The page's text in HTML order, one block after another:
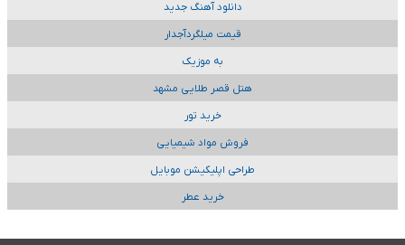
دانلود آهنگ جدید
قیمت میلگردآجدار
به موزیک
هتل قصر طلایی مشهد
خرید تور
فروش مواد شیمیایی
طراحی اپلیکیشن موبایل
خرید عطر